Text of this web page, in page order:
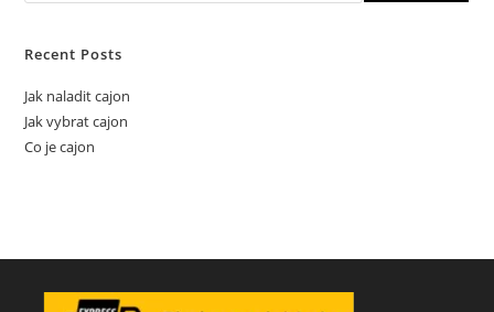
Recent Posts
Jak naladit cajon
Jak vybrat cajon
Co je cajon